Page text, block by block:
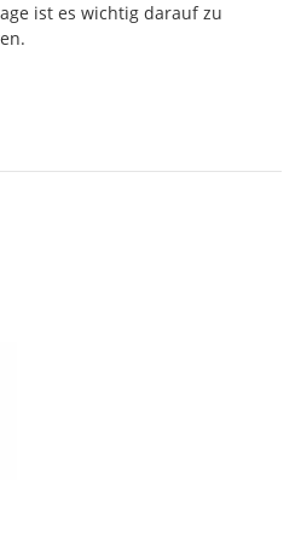
ist es wichtig darauf zu